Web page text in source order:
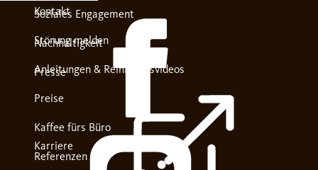
Soziales Engagement
Nachhaltigkeit
Presse
Karriere
Kontakt
Störung melden
Anleitungen & Reinigungsvideos
Preise
Kaffee fürs Büro
Referenzen